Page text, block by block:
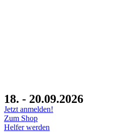
18. - 20.09.2026
Jetzt anmelden!
Zum Shop
Helfer werden